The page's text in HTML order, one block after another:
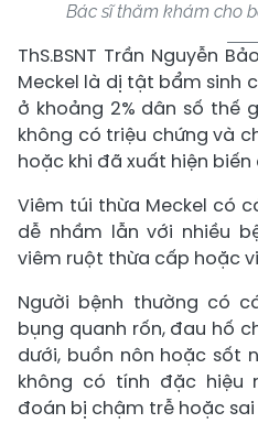
Bác sĩ thăm khám cho
ThS.BSNT Trần Nguyễn
Meckel là dị tật bẩm sinh
ở khoảng 2% dân số thế
không có triệu chứng và
hoặc khi đã xuất hiện biến
Viêm túi thừa Meckel có
dễ nhầm lẫn với nhiều
viêm ruột thừa cấp hoặc
Người bệnh thường có
bụng quanh rốn, đau hố
dưới, buồn nôn hoặc sốt
không có tính đặc hiệu
đoán bị chậm trễ hoặc sai